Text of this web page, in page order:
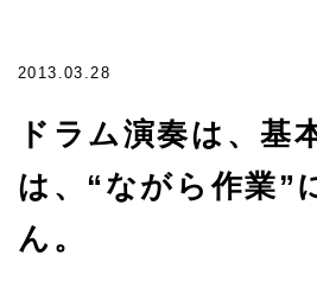
2013.03.28
ドラム演奏は、基
は、“ながら作業”
ん。